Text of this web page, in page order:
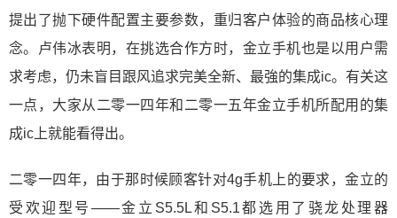
提出了抛下硬件配置主要参数，重归客户体验的商品核心理
念。卢伟冰表明，在挑选合作方时，金立手机也是以用户需
求考虑，仍未盲目跟风追求完美全新、最強的集成ic。有关这
一点，大家从二零一四年和二零一五年金立手机所配用的集
成ic上就能看得出。
二零一四年，由于那时候顾客针对4g手机上的要求，金立的
受欢迎型号——金立S5.5L和S5.1都选用了骁龙处理器